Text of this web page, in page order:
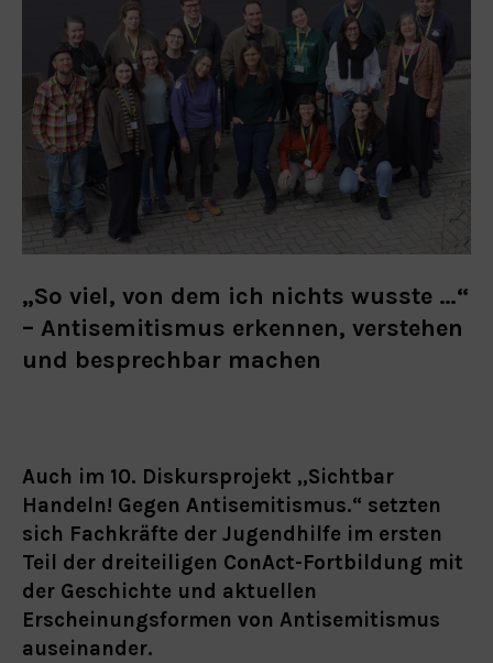
„So viel, von dem ich nichts wusste …“
– Antisemitismus erkennen, verstehen
und besprechbar machen
Auch im 10. Diskursprojekt „Sichtbar
Handeln! Gegen Antisemitismus.“ setzten
sich Fachkräfte der Jugendhilfe im ersten
Teil der dreiteiligen ConAct-Fortbildung mit
der Geschichte und aktuellen
Erscheinungsformen von Antisemitismus
auseinander.